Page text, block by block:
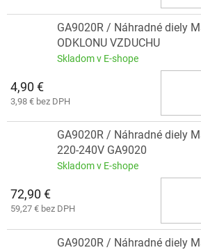
GA9020R / Náhradné diely
ODKLONU VZDUCHU
Skladom v E-shope
4,90 €
3,98 € bez DPH
GA9020R / Náhradné diely
220-240V GA9020
Skladom v E-shope
72,90 €
59,27 € bez DPH
GA9020R / Náhradné diely